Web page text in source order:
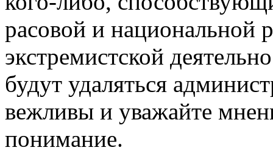
расовой и национальной
экстремистской
будут удаляться
вежливы и уважайте
понимание.